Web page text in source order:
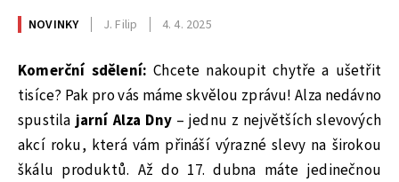
NOVINKY J. Filip 4. 4. 2025
Komerční sdělení: Chcete nakoupit chytře a ušetřit
tisíce? Pak pro vás máme skvělou zprávu! Alza nedávno
spustila jarní Alza Dny– jednu z největších slevových
akcí roku, která vám přináší výrazné slevy na širokou
škálu produktů. Až do 17. dubna máte jedinečnou